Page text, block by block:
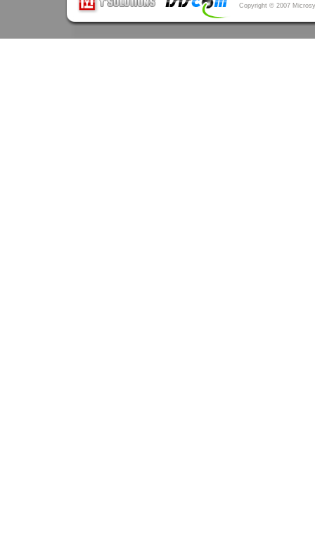
Copyright © 2007